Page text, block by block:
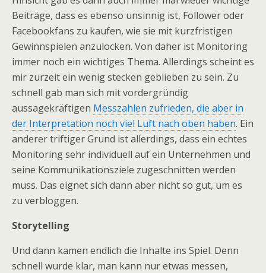
Beiträge, dass es ebenso unsinnig ist, Follower oder
Facebookfans zu kaufen, wie sie mit kurzfristigen
Gewinnspielen anzulocken. Von daher ist Monitoring
immer noch ein wichtiges Thema. Allerdings scheint es
mir zurzeit ein wenig stecken geblieben zu sein. Zu
schnell gab man sich mit vordergründig
aussagekräftigen Messzahlen zufrieden, die aber in
der Interpretation noch viel Luft nach oben haben. Ein
anderer triftiger Grund ist allerdings, dass ein echtes
Monitoring sehr individuell auf ein Unternehmen und
seine Kommunikationsziele zugeschnitten werden
muss. Das eignet sich dann aber nicht so gut, um es
zu verbloggen.
Storytelling
Und dann kamen endlich die Inhalte ins Spiel. Denn
schnell wurde klar, man kann nur etwas messen,